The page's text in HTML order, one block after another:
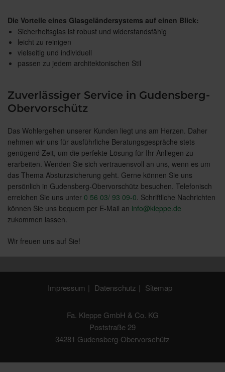
Die Vorteile eines Glasgeländersystems auf einen Blick:
Sicherheitsglas ist robust und widerstandsfähig
leicht zu reinigen
vielseitig und individuell
passen zu jedem architektonischen Stil
Zuverlässiger Service in Gudensberg-
Obervorschütz
Das Wohlergehen unserer Kunden liegt uns am Herzen. Daher
nehmen wir uns für ausführliche Beratungsgespräche stets
genügend Zeit, um die perfekte Lösung für Ihr Anliegen zu
erarbeiten. Wenden Sie sich vertrauensvoll an uns, wenn es um
das Thema Absturzsicherung geht. Gerne können Sie uns
persönlich in Gudensberg-Obervorschütz besuchen. Telefonisch
erreichen Sie uns unter 0 56 03/ 93 09-0. Schriftliche Nachrichten
können Sie uns bequem per E-Mail an info@kleppe.de
zukommen lassen.
Wir freuen uns auf Sie!
Impressum Datenschutz Sitemap
Fa. Kleppe GmbH & Co. KG
Poststraße 29
34281 Gudensberg-Obervorschütz